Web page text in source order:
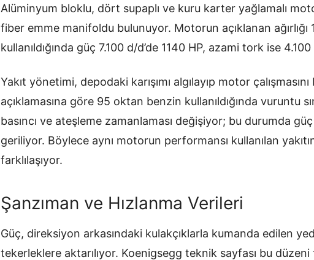
Alüminyum bloklu, dört supaplı ve kuru karter yağlamalı
fiber emme manifoldu bulunuyor. Motorun açıklanan ağırlığı
kullanıldığında güç 7.100 d/d’de 1140 HP, azami tork ise
Yakıt yönetimi, depodaki karışımı algılayıp motor
açıklamasına göre 95 oktan benzin kullanıldığında vuruntu
basıncı ve ateşleme zamanlaması değişiyor; bu durumda
geriliyor. Böylece aynı motorun performansı kullanılan
farklılaşıyor.
Şanzıman ve Hızlanma Verileri
Güç, direksiyon arkasındaki kulakçıklarla kumanda edilen
tekerleklere aktarılıyor. Koenigsegg teknik sayfası bu